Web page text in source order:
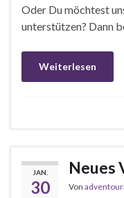
Oder Du möchtest
unterstützen? Dann
Weiterlesen
JAN.
30
Neues
Von